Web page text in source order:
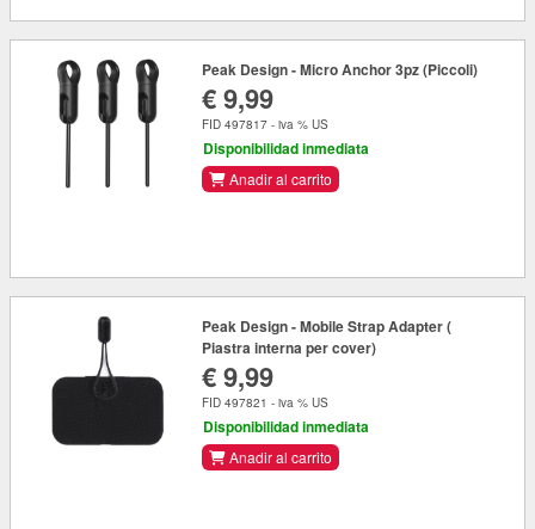
Peak Design - Micro Anchor 3pz (Piccoli)
€ 9,99
FID 497817 - iva % US
Disponibilidad inmediata
Anadir al carrito
Peak Design - Mobile Strap Adapter (
Piastra interna per cover)
€ 9,99
FID 497821 - iva % US
Disponibilidad inmediata
Anadir al carrito